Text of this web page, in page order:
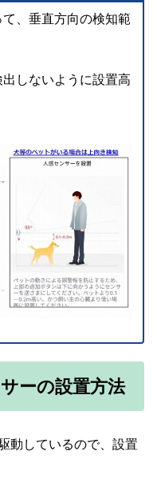
、垂直方向の検知範
しないように設置高
ーの設置方法
動しているので、設置